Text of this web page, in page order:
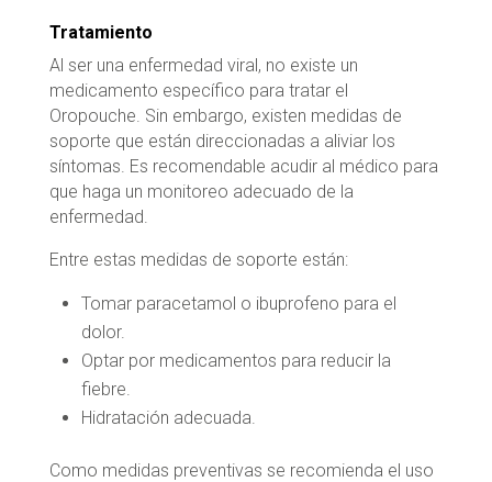
Tratamiento
Al ser una enfermedad viral, no existe un
medicamento específico para tratar el
Oropouche. Sin embargo, existen medidas de
soporte que están direccionadas a aliviar los
síntomas. Es recomendable acudir al médico para
que haga un monitoreo adecuado de la
enfermedad.
Entre estas medidas de soporte están:
Tomar paracetamol o ibuprofeno para el
dolor.
Optar por medicamentos para reducir la
fiebre.
Hidratación adecuada.
Como medidas preventivas se recomienda el uso